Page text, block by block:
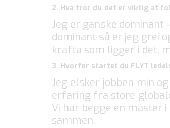
2. Hva tror du det er viktig at
Jeg er ganske
dominant så er jeg grei
krafta som ligger i det,
3. Hvorfor startet du FLYT
Jeg elsker jobben min
erfaring fra store
Vi har begge en master
sammen.